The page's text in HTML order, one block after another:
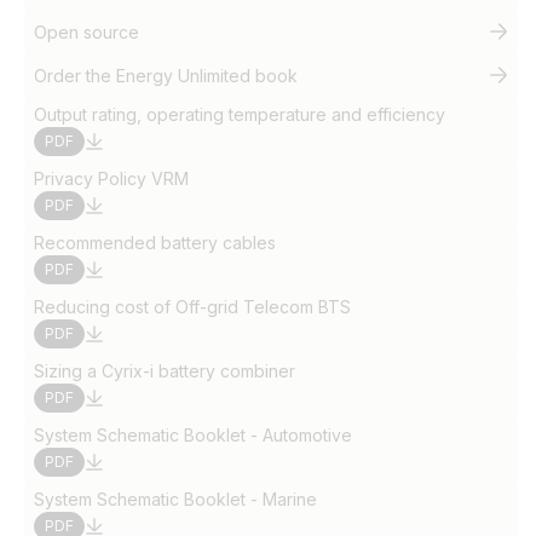
Open source
Order the Energy Unlimited book
Output rating, operating temperature and efficiency
PDF
Privacy Policy VRM
PDF
Recommended battery cables
PDF
Reducing cost of Off-grid Telecom BTS
PDF
Sizing a Cyrix-i battery combiner
PDF
System Schematic Booklet - Automotive
PDF
System Schematic Booklet - Marine
PDF